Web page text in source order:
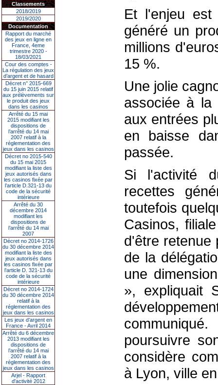
Classements
2018/2019
2019/2020
Documentation
Rapport du marché
des jeux en ligne en
France, 4eme
trimestre 2020 -
18/03/2021
Cour des comptes -
La régulation des jeux
d’argent et de hasard
Décret n° 2015-669
du 15 juin 2015 relatif
aux prélèvements sur
le produit des jeux
dans les casinos
Arrêté du 15 mai
2015 modifiant les
dispositions de
l’arrêté du 14 mai
2007 relatif à la
réglementation des
jeux dans les casinos
Décret no 2015-540
du 15 mai 2015
modifiant la liste des
jeux autorisés dans
les casinos fixée par
l’article D.321-13 du
code de la sécurité
intérieure
Arrêté du 30
décembre 2014
modifiant les
dispositions de
l’arrêté du 14 mai
2007
Décret no 2014-1726
du 30 décembre 2014
modifiant la liste des
jeux autorisés dans
les casinos fixée par
l’article D. 321-13 du
code de la sécurité
intérieure
Décret no 2014-1724
du 30 décembre 2014
relatif à la
réglementation des
jeux dans les casinos
Les jeux d’argent en
France - Avril 2014
Arrêté du 6 décembre
2013 modifiant les
dispositions de
l’arrêté du 14 mai
2007 relatif à la
réglementation des
jeux dans les casinos
Arjel - Rapport
d'activité 2012
Et l'enjeu
généré un
millions
15 %.
Une jolie
associée à la
aux entrées
en baisse
passée.
Si l'activité
recettes
toutefois
Casinos,
d'être retenue
de la
une
», expliquait
poursuivre
considère
à Lyon, ville